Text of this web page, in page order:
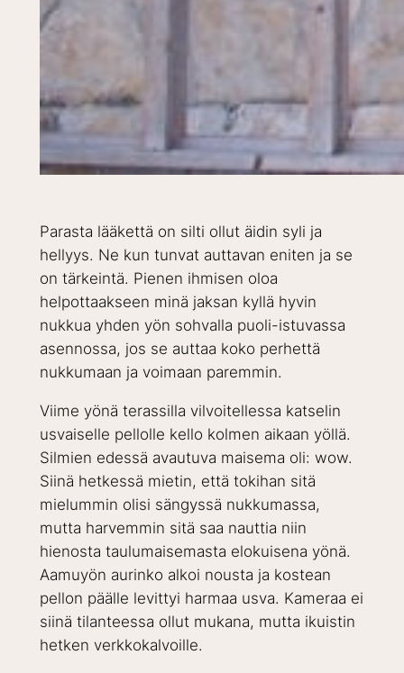
Parasta lääkettä on silti ollut äidin syli ja
hellyys. Ne kun tunvat auttavan eniten ja se
on tärkeintä. Pienen ihmisen oloa
helpottaakseen minä jaksan kyllä hyvin
nukkua yhden yön sohvalla puoli-istuvassa
asennossa, jos se auttaa koko perhettä
nukkumaan ja voimaan paremmin.
Viime yönä terassilla vilvoitellessa katselin
usvaiselle pellolle kello kolmen aikaan yöllä.
Silmien edessä avautuva maisema oli: wow.
Siinä hetkessä mietin, että tokihan sitä
mielummin olisi sängyssä nukkumassa,
mutta harvemmin sitä saa nauttia niin
hienosta taulumaisemasta elokuisena yönä.
Aamuyön aurinko alkoi nousta ja kostean
pellon päälle levittyi harmaa usva. Kameraa ei
siinä tilanteessa ollut mukana, mutta ikuistin
hetken verkkokalvoille.